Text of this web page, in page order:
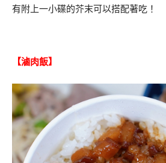
有附上一小碟的芥末可以搭配著吃！
【滷肉飯】